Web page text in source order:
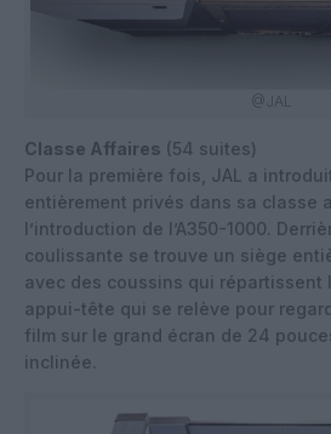
@JAL
Classe Affaires (54 suites)
Pour la première fois, JAL a
entièrement privés dans sa classe
l’introduction de l’A350-1000.
coulissante se trouve un siège
avec des coussins qui répartissent
appui-tête qui se relève pour
film sur le grand écran de 24
inclinée.